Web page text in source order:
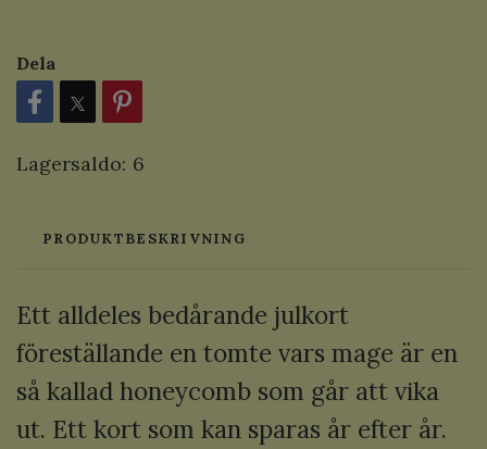
Dela
Lagersaldo: 6
PRODUKTBESKRIVNING
Ett alldeles bedårande julkort
föreställande en tomte vars mage är en
så kallad honeycomb som går att vika
ut. Ett kort som kan sparas år efter år.